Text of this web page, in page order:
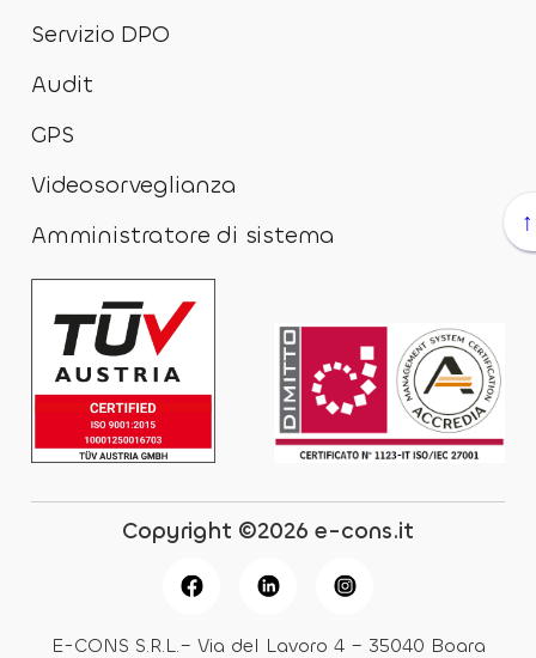
↑
Servizio DPO
Audit
GPS
Videosorveglianza
Amministratore di sistema
Copyright ©2026 e-cons.it
E-CONS S.R.L.– Via del Lavoro 4 – 35040 Boara